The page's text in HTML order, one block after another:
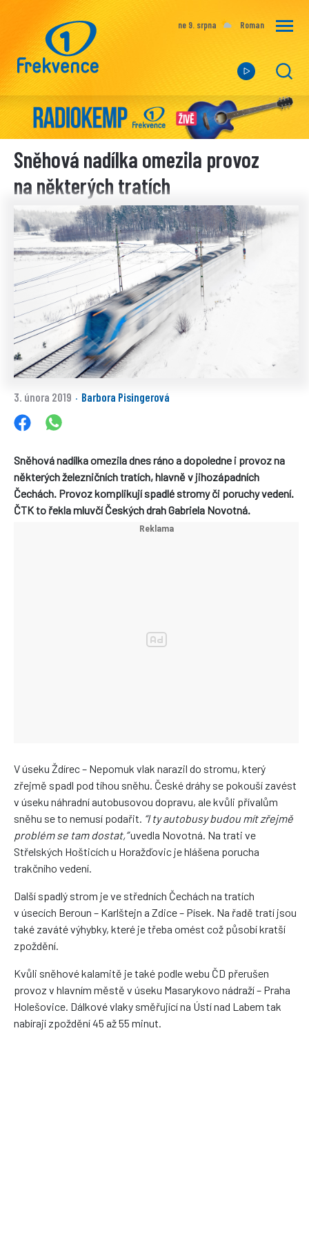
ne 9. srpna Roman
Sněhová nadílka omezila provoz
na některých tratích
3. února 2019 · Barbora Pisingerová
Sněhová nadílka omezila dnes ráno a dopoledne i provoz na
některých železničních tratích, hlavně v jihozápadních
Čechách. Provoz komplikují spadlé stromy či poruchy vedení.
ČTK to řekla mluvčí Českých drah Gabriela Novotná.
V úseku Ždírec – Nepomuk vlak narazil do stromu, který
zřejmě spadl pod tíhou sněhu. České dráhy se pokouší zavést
v úseku náhradní autobusovou dopravu, ale kvůli přívalům
sněhu se to nemusí podařit. “I ty autobusy budou mít zřejmě
problém se tam dostat,”uvedla Novotná. Na trati ve
Střelských Hošticích u Horažďovic je hlášena porucha
trakčního vedení.
Další spadlý strom je ve středních Čechách na tratích
v úsecích Beroun – Karlštejn a Zdice – Písek. Na řadě tratí jsou
také zaváté výhybky, které je třeba omést což působí kratší
zpoždění.
Kvůli sněhové kalamitě je také podle webu ČD přerušen
provoz v hlavním městě v úseku Masarykovo nádraží – Praha
Holešovice. Dálkové vlaky směřující na Ústí nad Labem tak
nabírají zpoždění 45 až 55 minut.